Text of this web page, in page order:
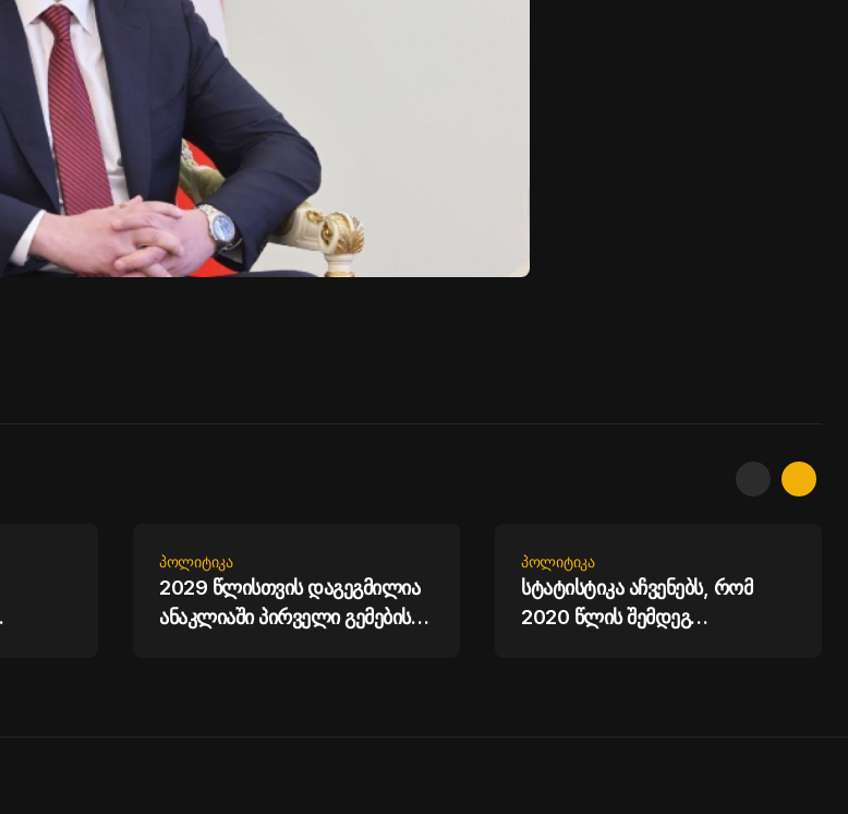
ᲞᲝᲚᲘᲢᲘᲙᲐ
2029 წლისთვის დაგეგმილია
ანაკლიაში პირველი გემების
ᲞᲝᲚᲘᲢᲘᲙᲐ
სტატისტიკა აჩვენებს, რომ
2020 წლის შემდეგ